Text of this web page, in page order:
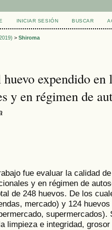
INICIAR SESIÓN BUSCAR
> Shiroma
expendido en
y en régimen de
fue evaluar la calidad
y en régimen de
de 248 huevos. De los
mercado) y 124
limpieza e integridad,